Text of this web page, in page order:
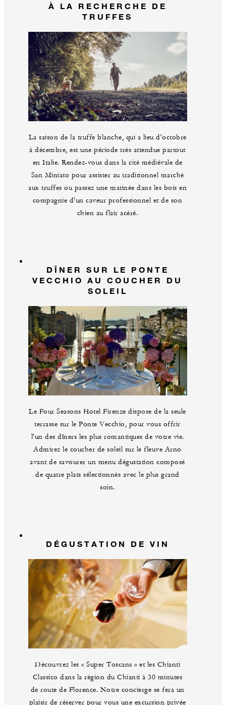
À LA RECHERCHE DE
TRUFFES
La saison de la truffe blanche, qui a lieu d'octobre
à décembre, est une période très attendue partout
en Italie. Rendez-vous dans la cité médiévale de
San Miniato pour assister au traditionnel marché
aux truffes ou passez une matinée dans les bois en
compagnie d'un caveur professionnel et de son
chien au flair acéré.
DÎNER SUR LE PONTE
VECCHIO AU COUCHER DU
SOLEIL
Le Four Seasons Hotel Firenze dispose de la seule
terrasse sur le Ponte Vecchio, pour vous offrir
l'un des dîners les plus romantiques de votre vie.
Admirez le coucher de soleil sur le fleuve Arno
avant de savourer un menu dégustation composé
de quatre plats sélectionnés avec le plus grand
soin.
DÉGUSTATION DE VIN
Découvrez les « Super Toscans » et les Chianti
Classico dans la région du Chianti à 30 minutes
de route de Florence. Notre concierge se fera un
plaisir de réserver pour vous une excursion privée